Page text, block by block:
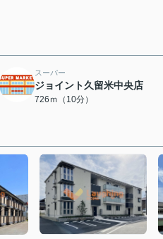
スーパー
ジョイント久留米中央店
726ｍ（10分）